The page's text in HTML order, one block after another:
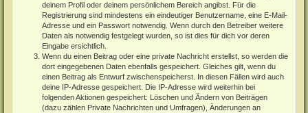
deinem Profil oder deinem persönlichem Bereich angibst. Für die
Registrierung sind mindestens ein eindeutiger Benutzername, eine E-Mail-
Adresse und ein Passwort notwendig. Wenn durch den Betreiber weitere
Daten als notwendig festgelegt wurden, so ist dies für dich vor deren
Eingabe ersichtlich.
Wenn du einen Beitrag oder eine private Nachricht erstellst, so werden die
dort eingegebenen Daten ebenfalls gespeichert. Gleiches gilt, wenn du
einen Beitrag als Entwurf zwischenspeicherst. In diesen Fällen wird auch
deine IP-Adresse gespeichert. Die IP-Adresse wird weiterhin bei
folgenden Aktionen gespeichert: Löschen und Ändern von Beiträgen
(dazu zählen Private Nachrichten und Umfragen), Änderungen an